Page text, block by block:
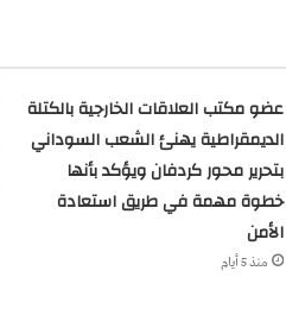
عضو مكتب العلاقات الخارجية بالكتلة
الديمقراطية يهنئ الشعب السوداني
بتحرير محور كردفان ويؤكد بأنها
خطوة مهمة في طريق استعادة
الأمن
منذ 5 أيام